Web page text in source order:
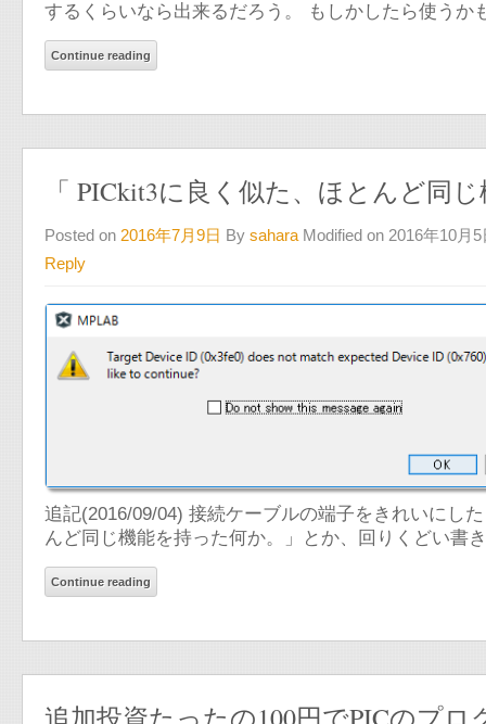
するくらいなら出来るだろう。 もしかしたら使う
Continue reading
「 PICkit3に良く似た、ほとんど同
Posted on 2016年7月9日 By sahara Modified on 2016年10月5
Reply
追記(2016/09/04) 接続ケーブルの端子をきれいにし
んど同じ機能を持った何か。」とか、回りくどい書
Continue reading